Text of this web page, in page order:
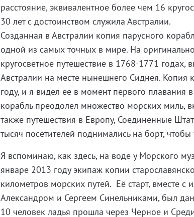
расстояние, эквивалентное более чем 16
30 лет с достоинством служила Австралии.
Созданная в Австралии копия парусного
одной из самых точных в мире. На
кругосветное путешествие в 1768-1771
Австралии на месте нынешнего Сиднея. Копия
году, и я видел ее в момент первого плавания
корабль преодолел множество морских миль,
также путешествия в Европу, Соединенные
тысяч посетителей поднимались на борт,
Я вспоминаю, как здесь, на воде у Морского
январе 2013 году экипаж копии
километров морских путей. Её старт, вместе с
Александром и Сергеем Синельниками, был
10 человек ладья прошла через Черное и